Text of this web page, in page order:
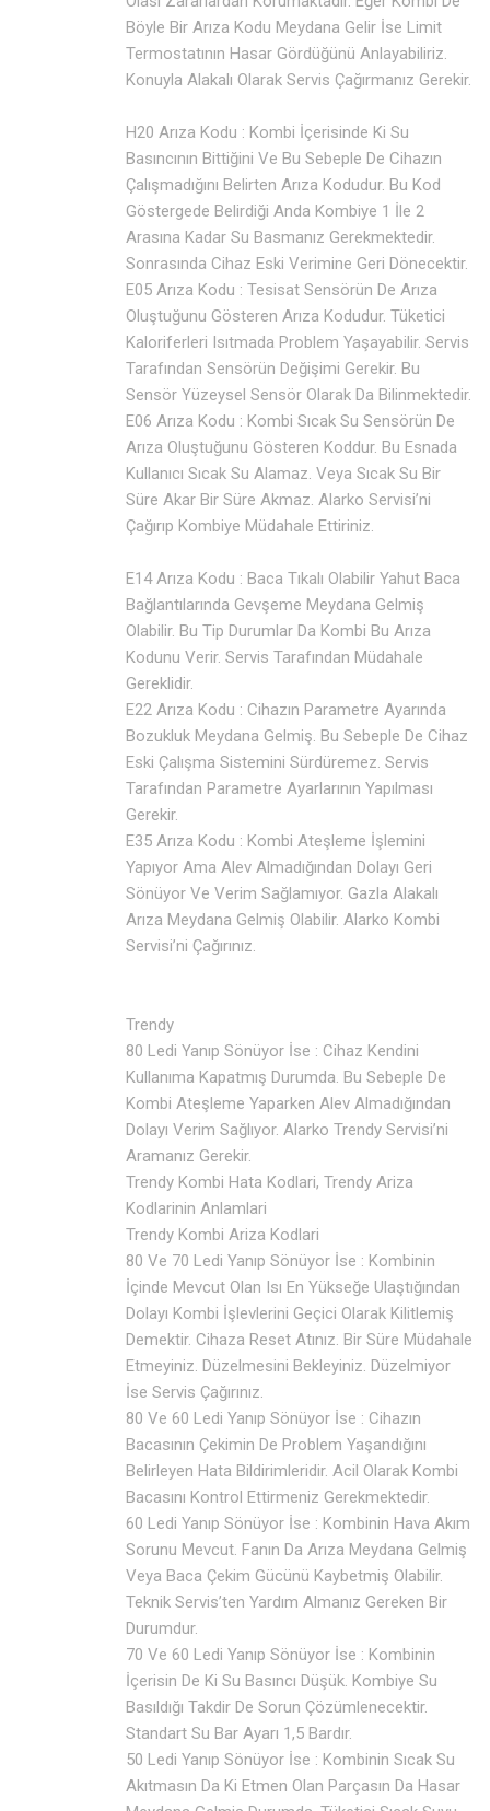
Böyle Bir Arıza Kodu Meydana Gelir İse Limit
Termostatının Hasar Gördüğünü Anlayabiliriz.
Konuyla Alakalı Olarak Servis Çağırmanız Gerekir.
H20 Arıza Kodu : Kombi İçerisinde Ki Su
Basıncının Bittiğini Ve Bu Sebeple De Cihazın
Çalışmadığını Belirten Arıza Kodudur. Bu Kod
Göstergede Belirdiği Anda Kombiye 1 İle 2
Arasına Kadar Su Basmanız Gerekmektedir.
Sonrasında Cihaz Eski Verimine Geri Dönecektir.
E05 Arıza Kodu : Tesisat Sensörün De Arıza
Oluştuğunu Gösteren Arıza Kodudur. Tüketici
Kaloriferleri Isıtmada Problem Yaşayabilir. Servis
Tarafından Sensörün Değişimi Gerekir. Bu
Sensör Yüzeysel Sensör Olarak Da Bilinmektedir.
E06 Arıza Kodu : Kombi Sıcak Su Sensörün De
Arıza Oluştuğunu Gösteren Koddur. Bu Esnada
Kullanıcı Sıcak Su Alamaz. Veya Sıcak Su Bir
Süre Akar Bir Süre Akmaz. Alarko Servisi’ni
Çağırıp Kombiye Müdahale Ettiriniz.
E14 Arıza Kodu : Baca Tıkalı Olabilir Yahut Baca
Bağlantılarında Gevşeme Meydana Gelmiş
Olabilir. Bu Tip Durumlar Da Kombi Bu Arıza
Kodunu Verir. Servis Tarafından Müdahale
Gereklidir.
E22 Arıza Kodu : Cihazın Parametre Ayarında
Bozukluk Meydana Gelmiş. Bu Sebeple De Cihaz
Eski Çalışma Sistemini Sürdüremez. Servis
Tarafından Parametre Ayarlarının Yapılması
Gerekir.
E35 Arıza Kodu : Kombi Ateşleme İşlemini
Yapıyor Ama Alev Almadığından Dolayı Geri
Sönüyor Ve Verim Sağlamıyor. Gazla Alakalı
Arıza Meydana Gelmiş Olabilir. Alarko Kombi
Servisi’ni Çağırınız.
Trendy
80 Ledi Yanıp Sönüyor İse : Cihaz Kendini
Kullanıma Kapatmış Durumda. Bu Sebeple De
Kombi Ateşleme Yaparken Alev Almadığından
Dolayı Verim Sağlıyor. Alarko Trendy Servisi’ni
Aramanız Gerekir.
Trendy Kombi Hata Kodlari, Trendy Ariza
Kodlarinin Anlamlari
Trendy Kombi Ariza Kodlari
80 Ve 70 Ledi Yanıp Sönüyor İse : Kombinin
İçinde Mevcut Olan Isı En Yükseğe Ulaştığından
Dolayı Kombi İşlevlerini Geçici Olarak Kilitlemiş
Demektir. Cihaza Reset Atınız. Bir Süre Müdahale
Etmeyiniz. Düzelmesini Bekleyiniz. Düzelmiyor
İse Servis Çağırınız.
80 Ve 60 Ledi Yanıp Sönüyor İse : Cihazın
Bacasının Çekimin De Problem Yaşandığını
Belirleyen Hata Bildirimleridir. Acil Olarak Kombi
Bacasını Kontrol Ettirmeniz Gerekmektedir.
60 Ledi Yanıp Sönüyor İse : Kombinin Hava Akım
Sorunu Mevcut. Fanın Da Arıza Meydana Gelmiş
Veya Baca Çekim Gücünü Kaybetmiş Olabilir.
Teknik Servis’ten Yardım Almanız Gereken Bir
Durumdur.
70 Ve 60 Ledi Yanıp Sönüyor İse : Kombinin
İçerisin De Ki Su Basıncı Düşük. Kombiye Su
Basıldığı Takdir De Sorun Çözümlenecektir.
Standart Su Bar Ayarı 1,5 Bardır.
50 Ledi Yanıp Sönüyor İse : Kombinin Sıcak Su
Akıtmasın Da Ki Etmen Olan Parçasın Da Hasar